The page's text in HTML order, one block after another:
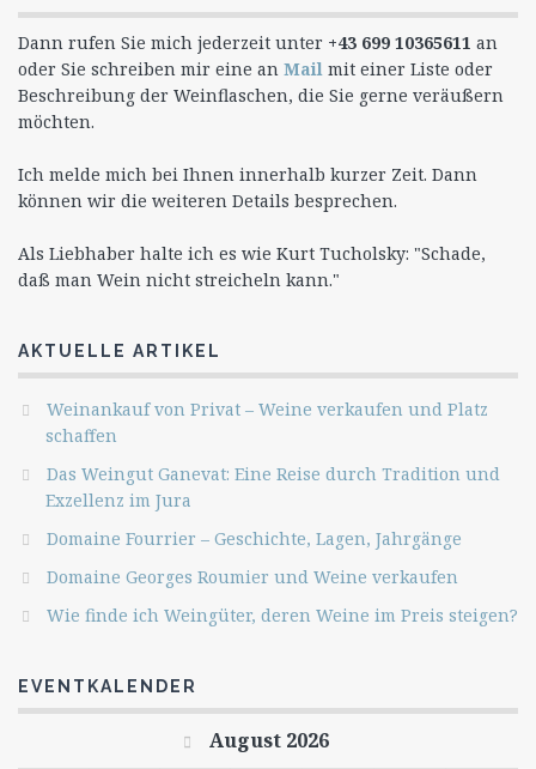
Dann rufen Sie mich jederzeit unter +43 699 10365611 an
oder Sie schreiben mir eine an Mail mit einer Liste oder
Beschreibung der Weinflaschen, die Sie gerne veräußern
möchten.
Ich melde mich bei Ihnen innerhalb kurzer Zeit. Dann
können wir die weiteren Details besprechen.
Als Liebhaber halte ich es wie Kurt Tucholsky: "Schade,
daß man Wein nicht streicheln kann."
AKTUELLE ARTIKEL
Weinankauf von Privat – Weine verkaufen und Platz
schaffen
Das Weingut Ganevat: Eine Reise durch Tradition und
Exzellenz im Jura
Domaine Fourrier – Geschichte, Lagen, Jahrgänge
Domaine Georges Roumier und Weine verkaufen
Wie finde ich Weingüter, deren Weine im Preis steigen?
EVENTKALENDER
August 2026